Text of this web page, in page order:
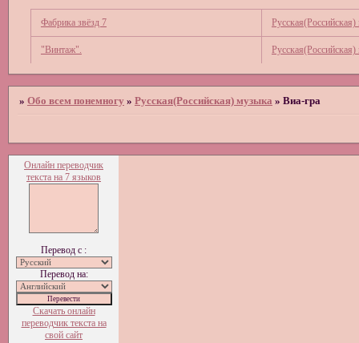
Фабрика звёзд 7
"Винтаж".
» Обо всем понемногу » Русская(Российская) музыка » Виа-гра
Онлайн переводчик
текста на 7 языков
Перевод с :
Перевод на:
Скачать онлайн
переводчик текста на
свой сайт